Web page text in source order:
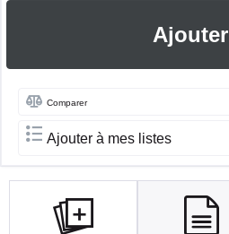
Ajouter
Comparer
Ajouter à mes listes